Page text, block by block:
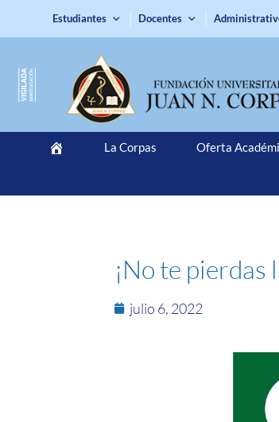
Estudiantes Docentes
La Corpas Oferta
¡No te
julio 6, 2022